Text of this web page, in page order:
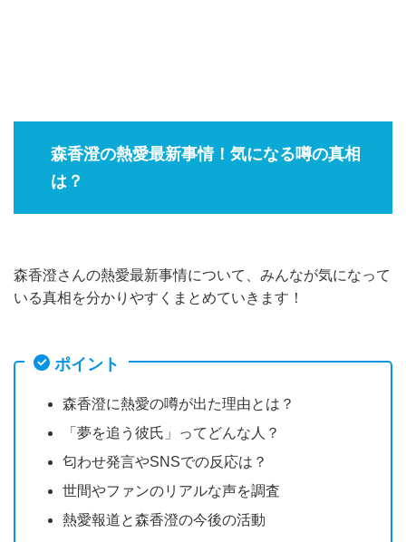
森香澄の熱愛最新事情！気になる噂の真相
は？
森香澄さんの熱愛最新事情について、みんなが気になって
いる真相を分かりやすくまとめていきます！
ポイント
森香澄に熱愛の噂が出た理由とは？
「夢を追う彼氏」ってどんな人？
匂わせ発言やSNSでの反応は？
世間やファンのリアルな声を調査
熱愛報道と森香澄の今後の活動